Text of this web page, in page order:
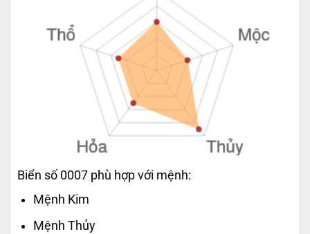
Biển số 0007 phù hợp với mệnh:
Mệnh Kim
Mệnh Thủy